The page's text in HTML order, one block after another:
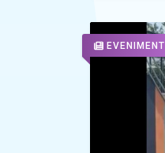
EVENIMENT